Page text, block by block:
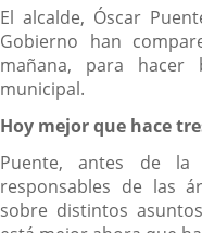
Descripción
El alcalde, Óscar
Gobierno han
mañana, para
municipal.
Hoy mejor que hace
Puente, antes de la
responsables de las
sobre distintos